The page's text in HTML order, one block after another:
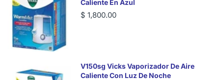
Caliente En Azul
$ 1,800.00
V150sg Vicks Vaporizador De Aire
Caliente Con Luz De Noche